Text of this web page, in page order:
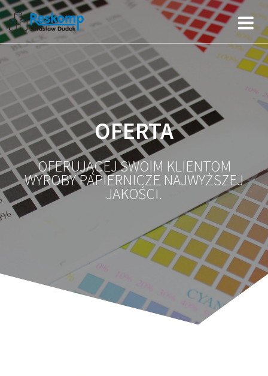
OFERTA
OFERUJĄCEJ SWOIM KLIENTOM
WYROBY PAPIERNICZE NAJWYŻSZEJ
JAKOŚCI.